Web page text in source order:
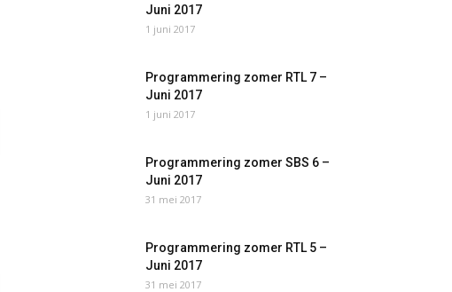
Juni 2017
1 juni 2017
Programmering zomer RTL 7 –
Juni 2017
1 juni 2017
Programmering zomer SBS 6 –
Juni 2017
31 mei 2017
Programmering zomer RTL 5 –
Juni 2017
31 mei 2017